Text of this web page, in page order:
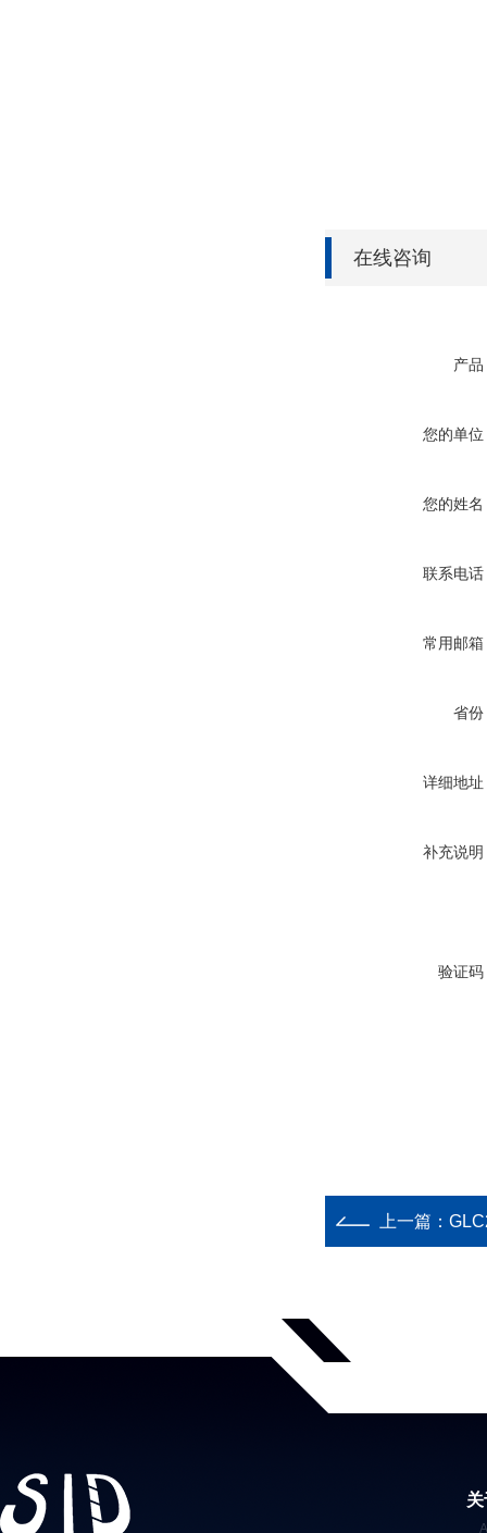
在线咨询
产品
您的单位
您的姓名
联系电话
常用邮箱
省份
详细地址
补充说明
验证码
上一篇：